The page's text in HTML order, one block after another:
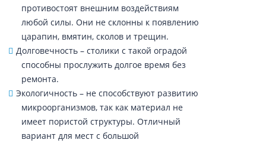
противостоят внешним воздействиям
любой силы. Они не склонны к появлению
царапин, вмятин, сколов и трещин.
Долговечность – столики с такой оградой
способны прослужить долгое время без
ремонта.
Экологичность – не способствуют развитию
микроорганизмов, так как материал не
имеет пористой структуры. Отличный
вариант для мест с большой